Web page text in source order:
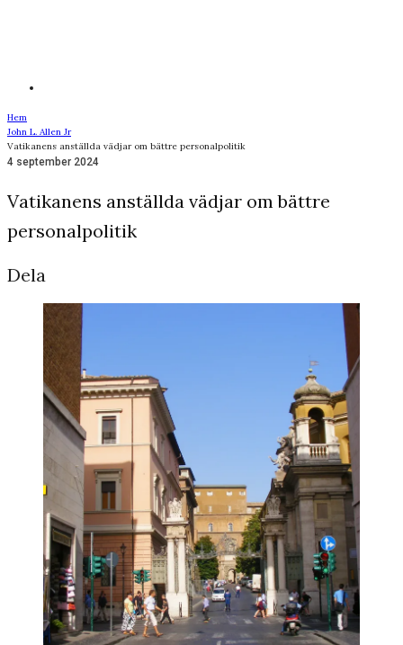
Hem
John L. Allen Jr
Vatikanens anställda vädjar om bättre personalpolitik
4 september 2024
Vatikanens anställda vädjar om bättre
personalpolitik
Dela